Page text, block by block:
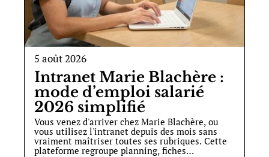
5 août 2026
Intranet Marie Blachère :
mode d’emploi salarié
2026 simplifié
Vous venez d'arriver chez Marie Blachère, ou
vous utilisez l'intranet depuis des mois sans
vraiment maîtriser toutes ses rubriques. Cette
plateforme regroupe planning, fiches…